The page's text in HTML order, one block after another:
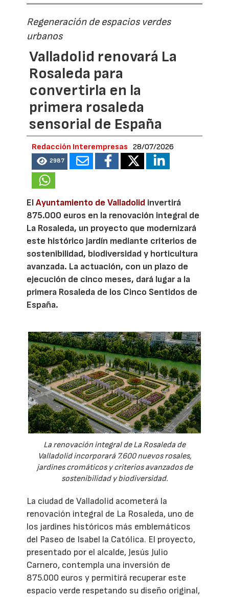
Regeneración de espacios verdes
urbanos
Valladolid renovará La
Rosaleda para
convertirla en la
primera rosaleda
sensorial de España
Redacción Interempresas 28/07/2026
2987
ElAyuntamiento de Valladolid invertirá
875.000 euros en la renovación integral de
La Rosaleda, un proyecto que modernizará
este histórico jardín mediante criterios de
sostenibilidad, biodiversidad y horticultura
avanzada. La actuación, con un plazo de
ejecución de cinco meses, dará lugar a la
primera Rosaleda de los Cinco Sentidos de
España.
La renovación integral de La Rosaleda de
Valladolid incorporará 7.600 nuevos rosales,
jardines cromáticos y criterios avanzados de
sostenibilidad y biodiversidad.
La ciudad de Valladolid acometerá la
renovación integral de La Rosaleda, uno de
los jardines históricos más emblemáticos
del Paseo de Isabel la Católica. El proyecto,
presentado por el alcalde, Jesús Julio
Carnero, contempla una inversión de
875.000 euros y permitirá recuperar este
espacio verde respetando su diseño original,